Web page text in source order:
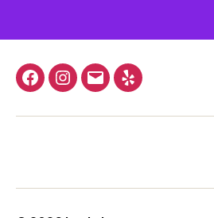
FacebookInstagram
E-
Yelp